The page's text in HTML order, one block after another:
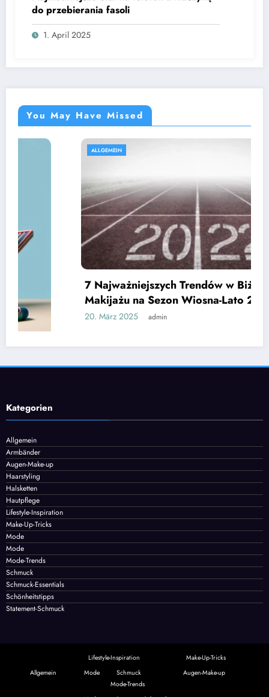
do przebierania fasoli
1. April 2025
You May Have Missed
7 Najważniejszych Trendów w Biżuterii i
Makijażu na Sezon Wiosna-Lato 2022!
20. März 2025 admin
Kategorien
Allgemein
Armbänder
Augen-Make-up
Haarstyling
Halsketten
Hautpflege
Lifestyle-Inspiration
Make-Up-Tricks
Mode
Mode
Mode-Trends
Schmuck
Schmuck-Essentials
Schönheitstipps
Statement-Schmuck
Allgemein
Lifestyle-Inspiration
Mode
Schmuck
Make-Up-Tricks
Augen-Make-up
Mode-Trends